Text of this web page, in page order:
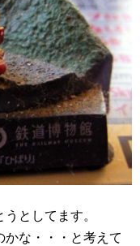
としてます。
かな・・・と考えて